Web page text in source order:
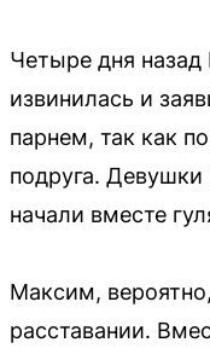
Четыре дня назад
извинилась и
парнем, так как
подруга.
начали вместе
Максим,
расставании.